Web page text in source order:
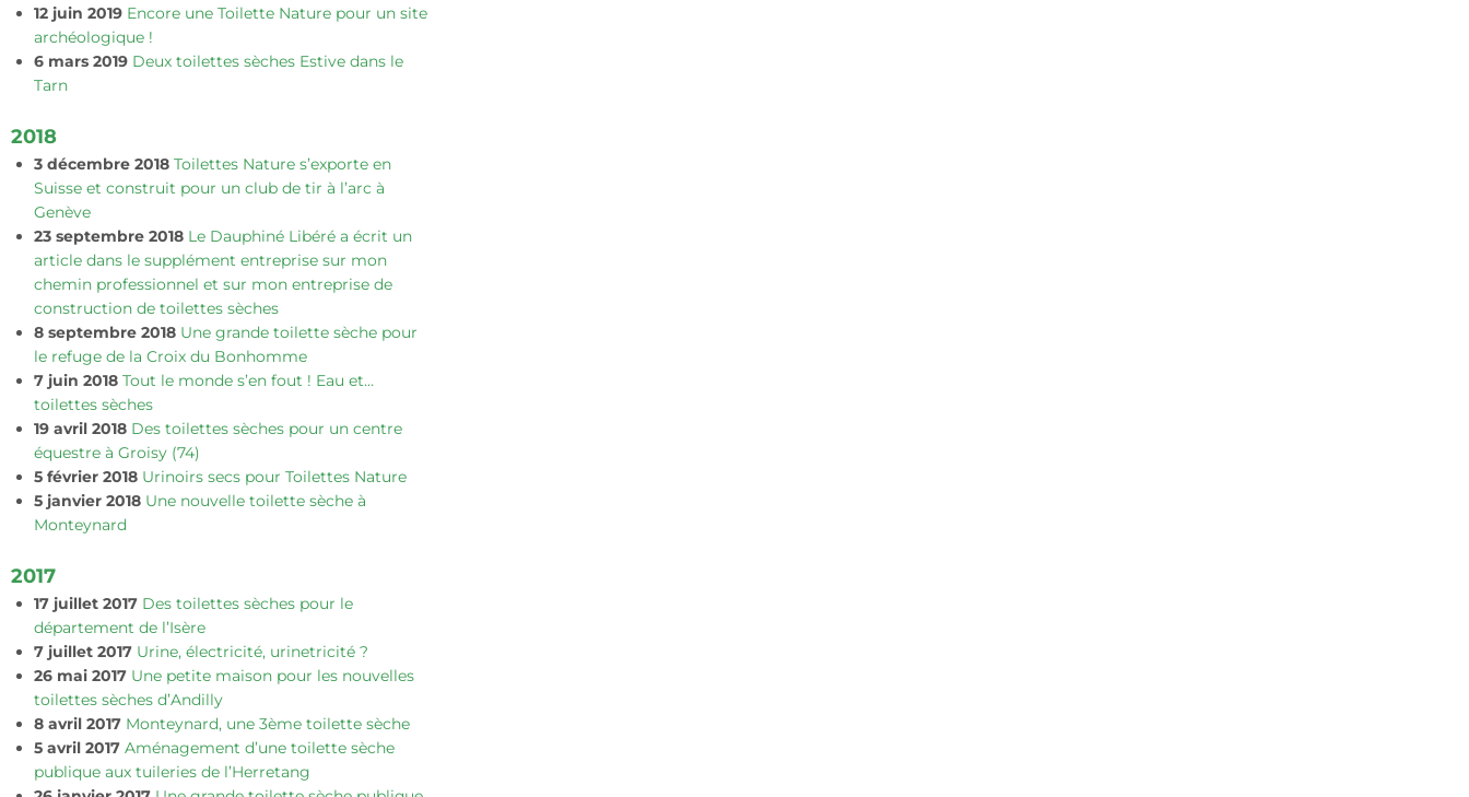
12 juin 2019 Encore une Toilette Nature pour un site
archéologique !
6 mars 2019 Deux toilettes sèches Estive dans le
Tarn
2018
3 décembre 2018 Toilettes Nature s’exporte en
Suisse et construit pour un club de tir à l’arc à
Genève
23 septembre 2018 Le Dauphiné Libéré a écrit un
article dans le supplément entreprise sur mon
chemin professionnel et sur mon entreprise de
construction de toilettes sèches
8 septembre 2018 Une grande toilette sèche pour
le refuge de la Croix du Bonhomme
7 juin 2018 Tout le monde s’en fout ! Eau et…
toilettes sèches
19 avril 2018 Des toilettes sèches pour un centre
équestre à Groisy (74)
5 février 2018 Urinoirs secs pour Toilettes Nature
5 janvier 2018 Une nouvelle toilette sèche à
Monteynard
2017
17 juillet 2017 Des toilettes sèches pour le
département de l’Isère
7 juillet 2017 Urine, électricité, urinetricité ?
26 mai 2017 Une petite maison pour les nouvelles
toilettes sèches d’Andilly
8 avril 2017 Monteynard, une 3ème toilette sèche
5 avril 2017 Aménagement d’une toilette sèche
publique aux tuileries de l’Herretang